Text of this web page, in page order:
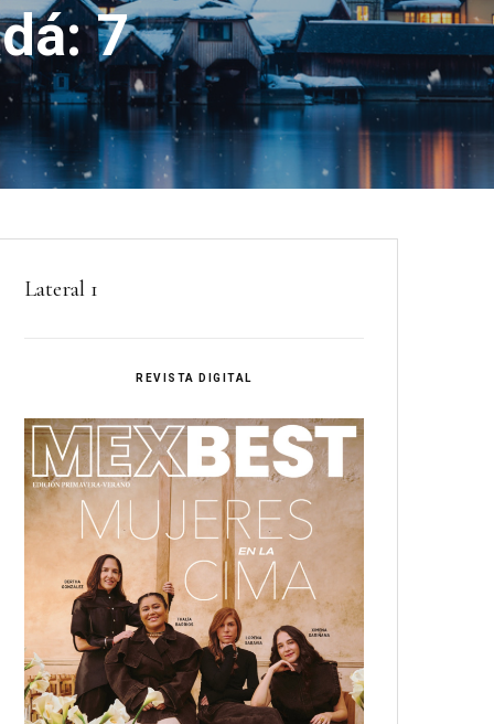
7
Lateral 1
REVISTA DIGITAL